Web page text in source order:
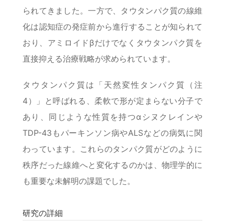
られてきました。一方で、タウタンパク質の線維
化は認知症の発症前から進行することが知られて
おり、アミロイドβだけでなくタウタンパク質を
直接抑える治療戦略が求められています。
タウタンパク質は「天然変性タンパク質（注
4）」と呼ばれる、柔軟で形が定まらない分子で
あり、同じような性質を持つαシヌクレインや
TDP-43もパーキンソン病やALSなどの病気に関
わっています。これらのタンパク質がどのように
秩序だった線維へと変化するのかは、物理学的に
も重要な未解明の課題でした。
研究の詳細